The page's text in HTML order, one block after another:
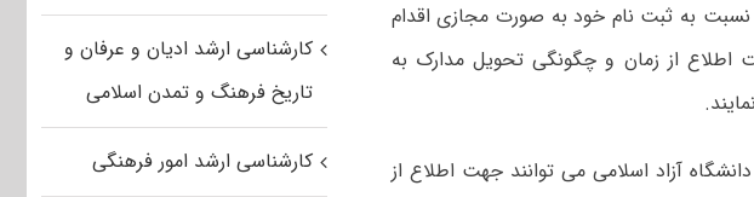
به ثبت نام خود به صورت مجازی اقدام
اطلاع از زمان و چگونگی تحویل مدارک به
آزاد اسلامی می توانند جهت اطلاع از
کارشناسی ارشد ادیان و عرفان و
تاریخ فرهنگ و تمدن اسلامی
کارشناسی ارشد امور فرهنگی